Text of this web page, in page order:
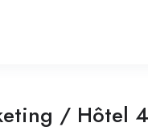
/ Hôtel